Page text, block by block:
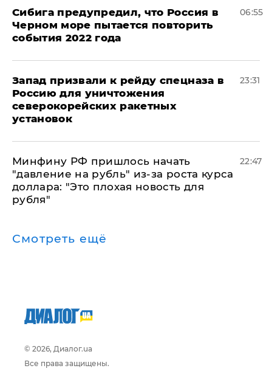
Сибига предупредил, что Россия в
Черном море пытается повторить
события 2022 года
06:55
Запад призвали к рейду спецназа в
Россию для уничтожения
северокорейских ракетных
установок
23:31
Минфину РФ пришлось начать
"давление на рубль" из-за роста курса
доллара: "Это плохая новость для
рубля"
22:47
Смотреть ещё
© 2026, Диалог.ua
Все права защищены.